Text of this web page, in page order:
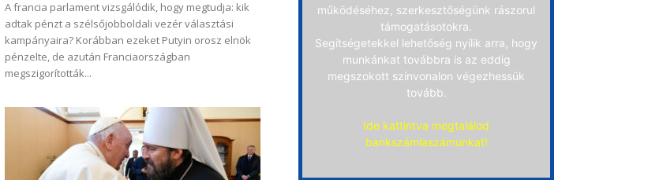
A francia parlament vizsgálódik, hogy megtudja: kik
adtak pénzt a szélsőjobboldali vezér választási
kampányaira? Korábban ezeket Putyin orosz elnök
pénzelte, de azután Franciaországban
megszigorították...
működéséhez, szerkesztőségünk rászorul
támogatásotokra.
Segítségetekkel lehetőség nyílik arra, hogy
munkánkat továbbra is az eddig
megszokott színvonalon végezhessük
tovább.
Ide kattintva megtalálod
bankszámlaszámunkat!